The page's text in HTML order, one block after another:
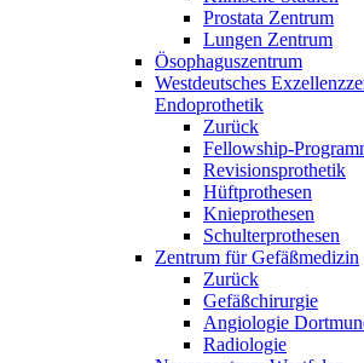
Prostata Zentrum
Lungen Zentrum
Ösophaguszentrum
Westdeutsches
Endoprothetik
Zurück
Fellowship-
Revisionsprothetik
Hüftprothesen
Knieprothesen
Schulterprothesen
Zentrum für Gefäßmedizin
Zurück
Gefäßchirurgie
Angiologie
Radiologie